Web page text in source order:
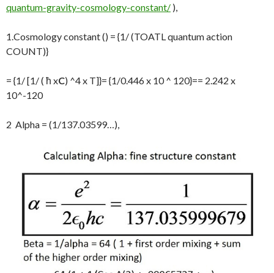
quantum-gravity-cosmology-constant/ ),
1.Cosmology constant () = {1/ (TOATL quantum action
COUNT)}
= {1/ [1/ ( ħ xC) ^4 x T]}= {1/0.446 x 10 ^ 120}== 2.242 x
10^-120
2 Alpha = (1/137.03599…),